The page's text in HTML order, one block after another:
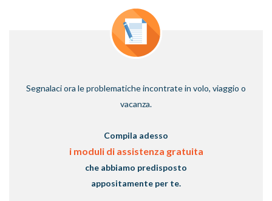
Segnalaci ora le problematiche incontrate in volo, viaggio o
vacanza.
Compila adesso
i moduli di assistenza gratuita
che abbiamo predisposto
appositamente per te.